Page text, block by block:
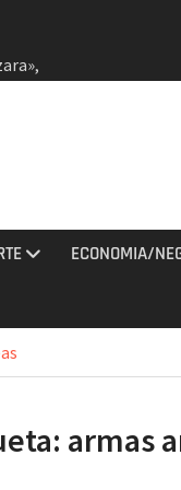
vs.
3
noche
ECONOMIA/
armas